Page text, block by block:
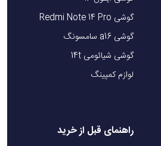
گوشی Redmi Note 14 Pro
گوشی a16 سامسونگ
گوشی شیائومی 14t
لوازم کمپینگ
راهنمای قبل از خرید